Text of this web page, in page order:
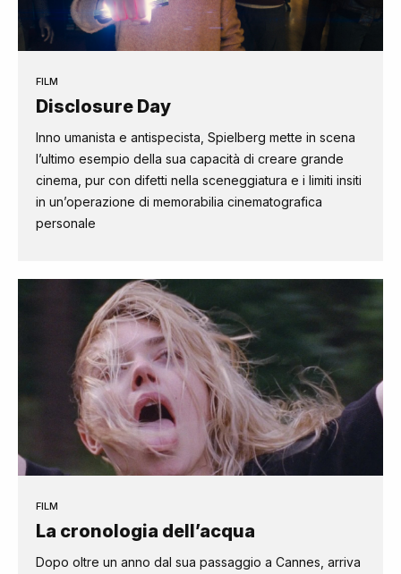
FILM
Disclosure Day
Inno umanista e antispecista, Spielberg mette in scena
l’ultimo esempio della sua capacità di creare grande
cinema, pur con difetti nella sceneggiatura e i limiti insiti
in un’operazione di memorabilia cinematografica
personale
FILM
La cronologia dell’acqua
Dopo oltre un anno dal sua passaggio a Cannes, arriva